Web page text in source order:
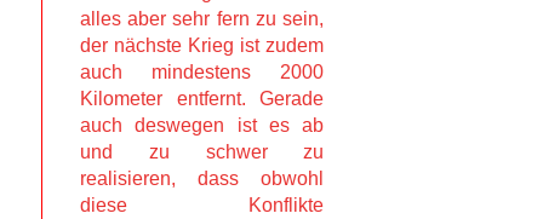
alles aber sehr fern zu sein,
der nächste Krieg ist zudem
auch mindestens 2000
Kilometer entfernt. Gerade
auch deswegen ist es ab
und zu schwer zu
realisieren, dass obwohl
diese Konflikte